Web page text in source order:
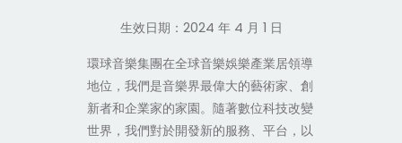
生效日期：2024 年 4 月 1 日
環球音樂集團在全球音樂娛樂產業居領導
地位，我們是音樂界最偉大的藝術家、創
新者和企業家的家園。隨著數位科技改變
世界，我們對於開發新的服務、平台，以